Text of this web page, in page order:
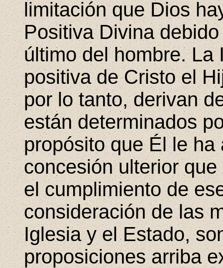
limitación que Dios
Positiva Divina
último del hombre. La
positiva de Cristo el
por lo tanto, derivan
están determinados
propósito que Él le
concesión ulterior
el cumplimiento de
consideración de las
Iglesia y el Estado,
proposiciones arriba